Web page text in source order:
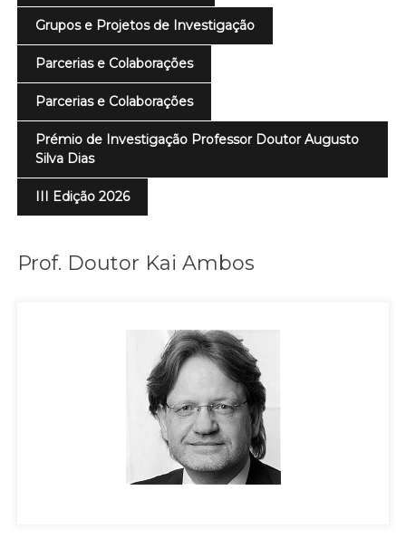
Grupos e Projetos de Investigação
Parcerias e Colaborações
Parcerias e Colaborações
Prémio de Investigação Professor Doutor Augusto
Silva Dias
III Edição 2026
Prof. Doutor Kai Ambos